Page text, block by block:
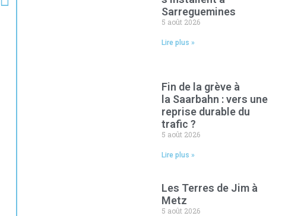
Sarreguemines
5 août 2026
Lire plus »
Fin de la grève à
la Saarbahn : vers une
reprise durable du
trafic ?
5 août 2026
Lire plus »
Les Terres de Jim à
Metz
5 août 2026